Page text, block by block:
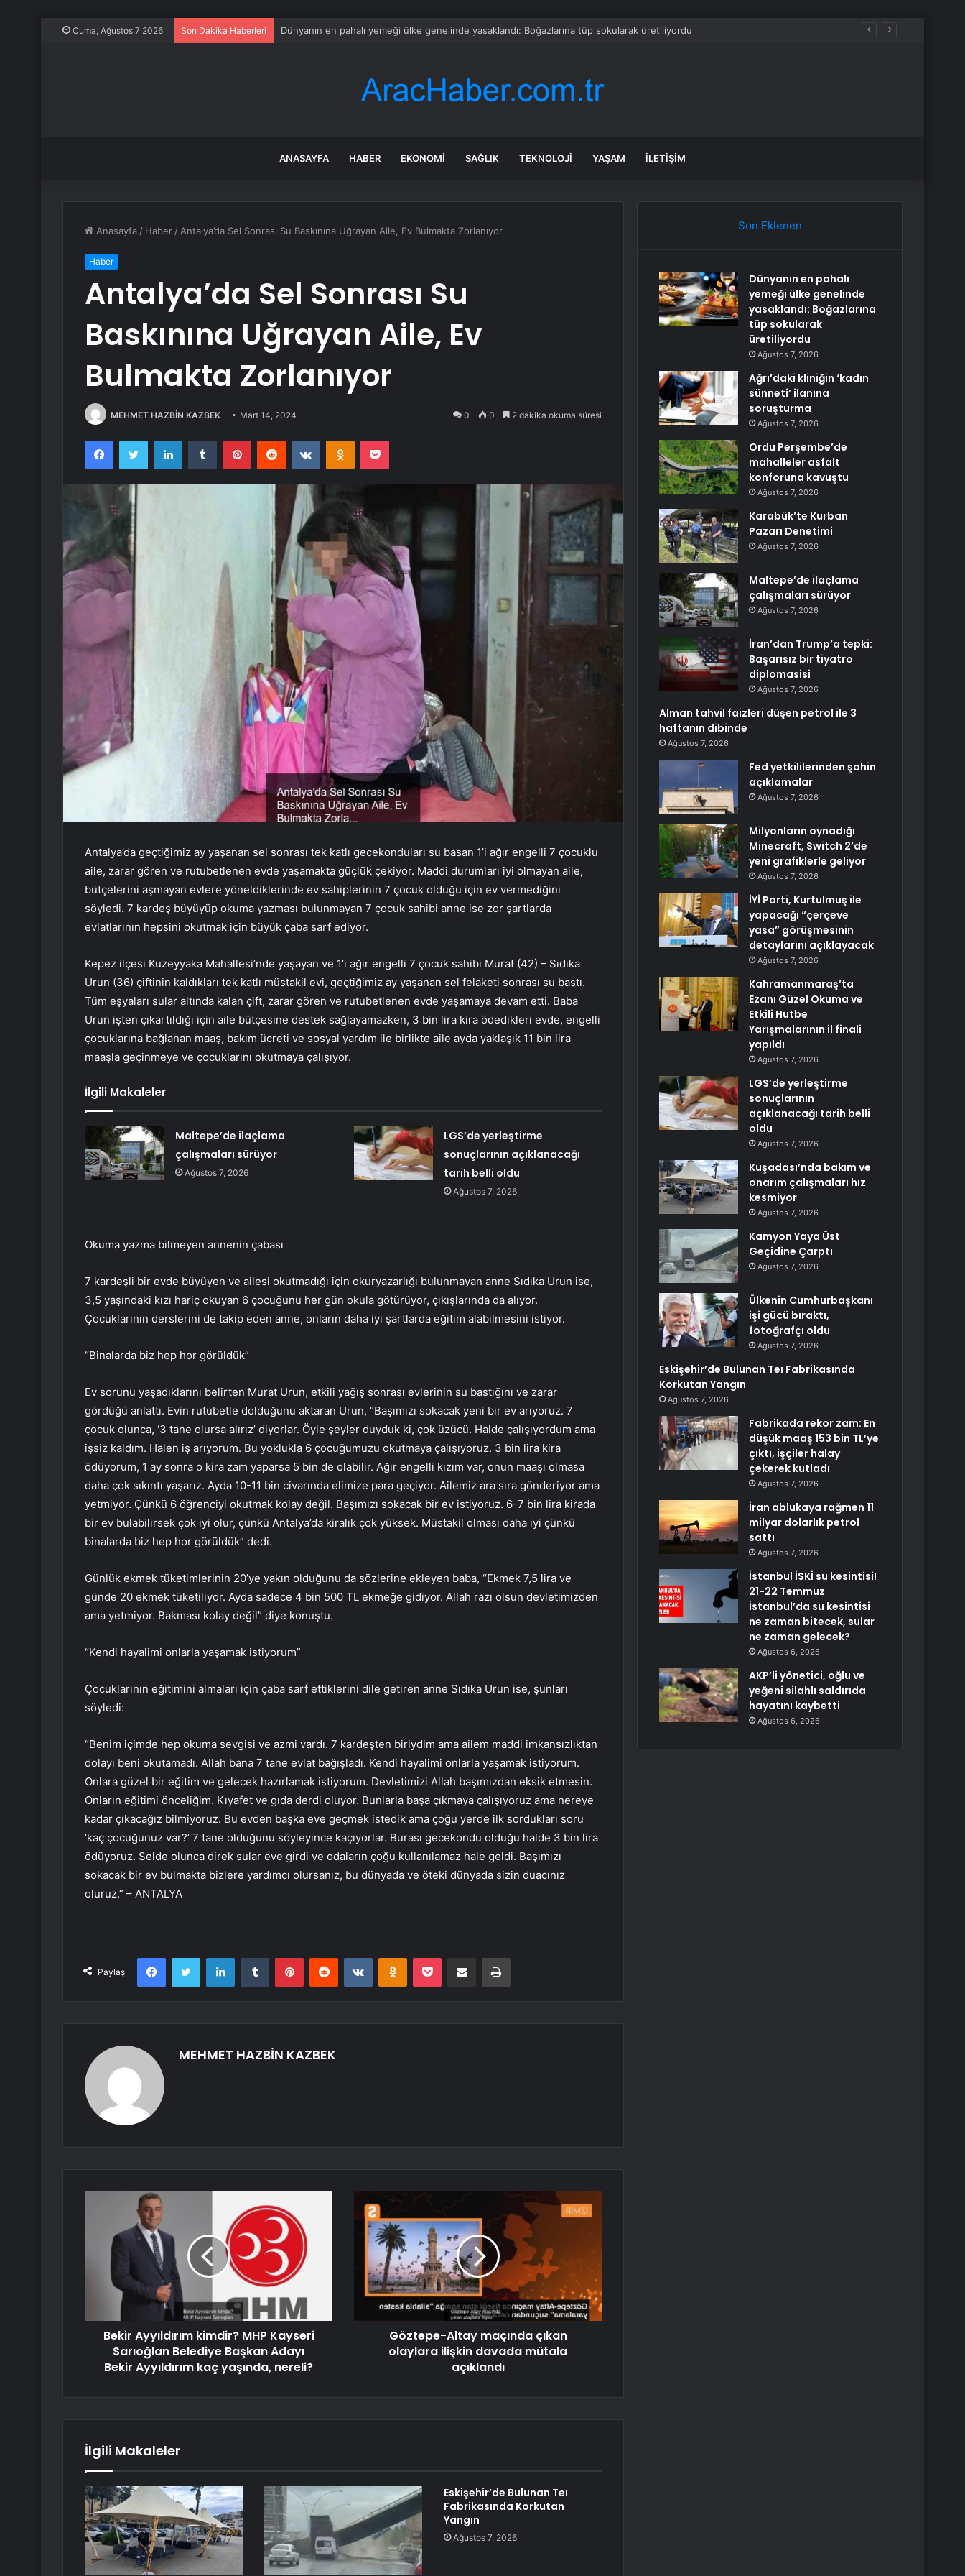
Cuma, Ağustos 7 2026 Son Dakika Haberleri Ağrı’daki kliniğin ‘kadın sünneti’ ilanına soruşturma
ANASAYFA HABER EKONOMI SAĞLIK TEKNOLOJI YAŞAM İLETIŞIM
Anasayfa / Haber / Antalya’da Sel Sonrası Su Baskınına Uğrayan Aile, Ev Bulmakta Zorlanıyor
Haber
Antalya’da Sel Sonrası Su
Baskınına Uğrayan Aile, Ev
Bulmakta Zorlanıyor
MEHMET HAZBİN KAZBEK Mart 14, 2024 0 0 2 dakika okuma süresi
FacebookTwitter LinkedInTumblr PinterestReddit VKontakteOdnoklassniki
Pocket
Antalya’da geçtiğimiz ay yaşanan sel sonrası tek katlı gecekonduları su basan 1’i ağır engelli 7 çocuklu
aile, zarar gören ve rutubetlenen evde yaşamakta güçlük çekiyor. Maddi durumları iyi olmayan aile,
bütçelerini aşmayan evlere yöneldiklerinde ev sahiplerinin 7 çocuk olduğu için ev vermediğini
söyledi. 7 kardeş büyüyüp okuma yazması bulunmayan 7 çocuk sahibi anne ise zor şartlarda
evlatlarının hepsini okutmak için büyük çaba sarf ediyor.
Kepez ilçesi Kuzeyyaka Mahallesi’nde yaşayan ve 1’i ağır engelli 7 çocuk sahibi Murat (42) – Sıdıka
Urun (36) çiftinin kaldıkları tek katlı müstakil evi, geçtiğimiz ay yaşanan sel felaketi sonrası su bastı.
Tüm eşyaları sular altında kalan çift, zarar gören ve rutubetlenen evde yaşamaya devam etti. Baba
Urun işten çıkartıldığı için aile bütçesine destek sağlayamazken, 3 bin lira kira ödedikleri evde, engelli
çocuklarına bağlanan maaş, bakım ücreti ve sosyal yardım ile birlikte aile ayda yaklaşık 11 bin lira
maaşla geçinmeye ve çocuklarını okutmaya çalışıyor.
İlgili Makaleler
Maltepe’de ilaçlama
çalışmaları sürüyor
Ağustos 7, 2026
LGS’de yerleştirme
sonuçlarının açıklanacağı
tarih belli oldu
Ağustos 7, 2026
Okuma yazma bilmeyen annenin çabası
7 kardeşli bir evde büyüyen ve ailesi okutmadığı için okuryazarlığı bulunmayan anne Sıdıka Urun ise,
3,5 yaşındaki kızı hariç okuyan 6 çocuğunu her gün okula götürüyor, çıkışlarında da alıyor.
Çocuklarının derslerini de takip eden anne, onların daha iyi şartlarda eğitim alabilmesini istiyor.
“Binalarda biz hep hor görüldük”
Ev sorunu yaşadıklarını belirten Murat Urun, etkili yağış sonrası evlerinin su bastığını ve zarar
gördüğü anlattı. Evin rutubetle dolduğunu aktaran Urun, “Başımızı sokacak yeni bir ev arıyoruz. 7
çocuk olunca, ‘3 tane olursa alırız’ diyorlar. Öyle şeyler duyduk ki, çok üzücü. Halde çalışıyordum ama
işsiz kaldım. Halen iş arıyorum. Bu yoklukla 6 çocuğumuzu okutmaya çalışıyoruz. 3 bin lira kira
ödüyorum, 1 ay sonra o kira zam yaparsa 5 bin de olabilir. Ağır engelli kızım var, onun maaşı olmasa
daha çok sıkıntı yaşarız. Ayda 10-11 bin civarında elimize para geçiyor. Ailemiz ara sıra gönderiyor ama
yetmiyor. Çünkü 6 öğrenciyi okutmak kolay değil. Başımızı sokacak bir ev istiyoruz. 6-7 bin lira kirada
bir ev bulabilirsek çok iyi olur, çünkü Antalya’da kiralık çok yüksek. Müstakil olması daha iyi çünkü
binalarda biz hep hor görüldük” dedi.
Günlük ekmek tüketimlerinin 20’ye yakın olduğunu da sözlerine ekleyen baba, “Ekmek 7,5 lira ve
günde 20 ekmek tüketiliyor. Ayda sadece 4 bin 500 TL ekmeğe gidiyor. Allah razı olsun devletimizden
ama yetmiyor. Bakması kolay değil” diye konuştu.
“Kendi hayalimi onlarla yaşamak istiyorum”
Çocuklarının eğitimini almaları için çaba sarf ettiklerini dile getiren anne Sıdıka Urun ise, şunları
söyledi:
“Benim içimde hep okuma sevgisi ve azmi vardı. 7 kardeşten biriydim ama ailem maddi imkansızlıktan
dolayı beni okutamadı. Allah bana 7 tane evlat bağışladı. Kendi hayalimi onlarla yaşamak istiyorum.
Onlara güzel bir eğitim ve gelecek hazırlamak istiyorum. Devletimizi Allah başımızdan eksik etmesin.
Onların eğitimi önceliğim. Kıyafet ve gıda derdi oluyor. Bunlarla başa çıkmaya çalışıyoruz ama nereye
kadar çıkacağız bilmiyoruz. Bu evden başka eve geçmek istedik ama çoğu yerde ilk sordukları soru
‘kaç çocuğunuz var?’ 7 tane olduğunu söyleyince kaçıyorlar. Burası gecekondu olduğu halde 3 bin lira
ödüyoruz. Selde olunca direk sular eve girdi ve odaların çoğu kullanılamaz hale geldi. Başımızı
sokacak bir ev bulmakta bizlere yardımcı olursanız, bu dünyada ve öteki dünyada sizin duacınız
oluruz.” – ANTALYA
Paylaş
FacebookTwitter LinkedInTumblr PinterestReddit VKontakteOdnoklassniki
Pocket E-Posta ile paylaş Yazdır
MEHMET HAZBİN KAZBEK
Bekir Ayyıldırım kimdir? MHP Kayseri
Sarıoğlan Belediye Başkan Adayı
Bekir Ayyıldırım kaç yaşında, nereli?
Göztepe-Altay maçında çıkan
olaylara ilişkin davada mütala
açıklandı
İlgili Makaleler
Eskişehir’de Bulunan Teı
Fabrikasında Korkutan
Yangın
Ağustos 7, 2026
Son Eklenen
Dünyanın en pahalı
yemeği ülke genelinde
yasaklandı: Boğazlarına
tüp sokularak
üretiliyordu
Ağustos 7, 2026
Ağrı’daki kliniğin ‘kadın
sünneti’ ilanına
soruşturma
Ağustos 7, 2026
Ordu Perşembe’de
mahalleler asfalt
konforuna kavuştu
Ağustos 7, 2026
Karabük’te Kurban
Pazarı Denetimi
Ağustos 7, 2026
Maltepe’de ilaçlama
çalışmaları sürüyor
Ağustos 7, 2026
İran’dan Trump’a tepki:
Başarısız bir tiyatro
diplomasisi
Ağustos 7, 2026
Alman tahvil faizleri düşen petrol ile 3
haftanın dibinde
Ağustos 7, 2026
Fed yetkililerinden şahin
açıklamalar
Ağustos 7, 2026
Milyonların oynadığı
Minecraft, Switch 2’de
yeni grafiklerle geliyor
Ağustos 7, 2026
İYİ Parti, Kurtulmuş ile
yapacağı “çerçeve
yasa” görüşmesinin
detaylarını açıklayacak
Ağustos 7, 2026
Kahramanmaraş’ta
Ezanı Güzel Okuma ve
Etkili Hutbe
Yarışmalarının il finali
yapıldı
Ağustos 7, 2026
LGS’de yerleştirme
sonuçlarının
açıklanacağı tarih belli
oldu
Ağustos 7, 2026
Kuşadası’nda bakım ve
onarım çalışmaları hız
kesmiyor
Ağustos 7, 2026
Kamyon Yaya Üst
Geçidine Çarptı
Ağustos 7, 2026
Ülkenin Cumhurbaşkanı
işi gücü bıraktı,
fotoğrafçı oldu
Ağustos 7, 2026
Eskişehir’de Bulunan Teı Fabrikasında
Korkutan Yangın
Ağustos 7, 2026
Fabrikada rekor zam: En
düşük maaş 153 bin TL’ye
çıktı, işçiler halay
çekerek kutladı
Ağustos 7, 2026
İran ablukaya rağmen 11
milyar dolarlık petrol
sattı
Ağustos 7, 2026
İstanbul İSKİ su kesintisi!
21-22 Temmuz
İstanbul’da su kesintisi
ne zaman bitecek, sular
ne zaman gelecek?
Ağustos 6, 2026
AKP’li yönetici, oğlu ve
yeğeni silahlı saldırıda
hayatını kaybetti
Ağustos 6, 2026